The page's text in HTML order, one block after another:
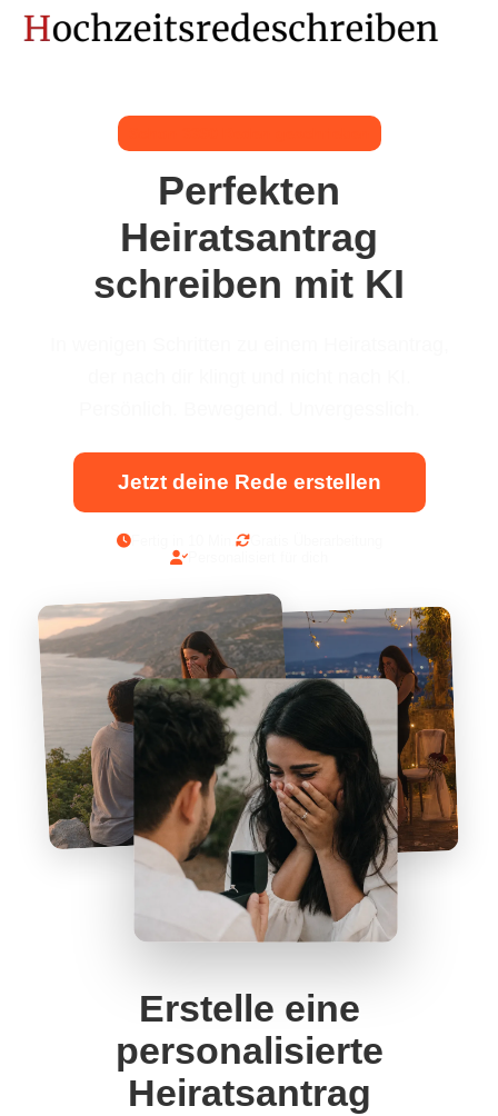
Perfekten
Heiratsantrag
schreiben mit KI
Jetzt deine Rede erstellen
Fertig in 10 Min.
Gratis Überarbeitung
Erstelle eine
personalisierte
Heiratsantrag